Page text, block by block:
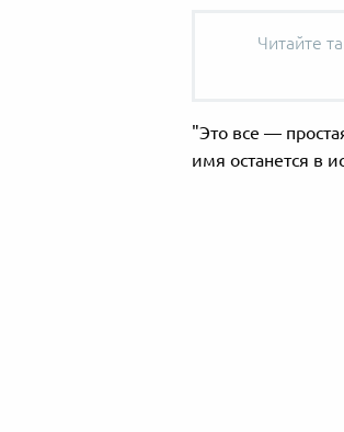
"Это все —
имя останется в